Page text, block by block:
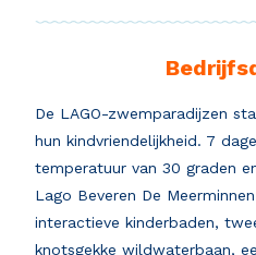
De LAGO-zwemparadijzen
hun kindvriendelijkheid. 7
temperatuur van 30 graden
Lago Beveren De
interactieve kinderbaden,
knotsgekke wildwaterbaan,